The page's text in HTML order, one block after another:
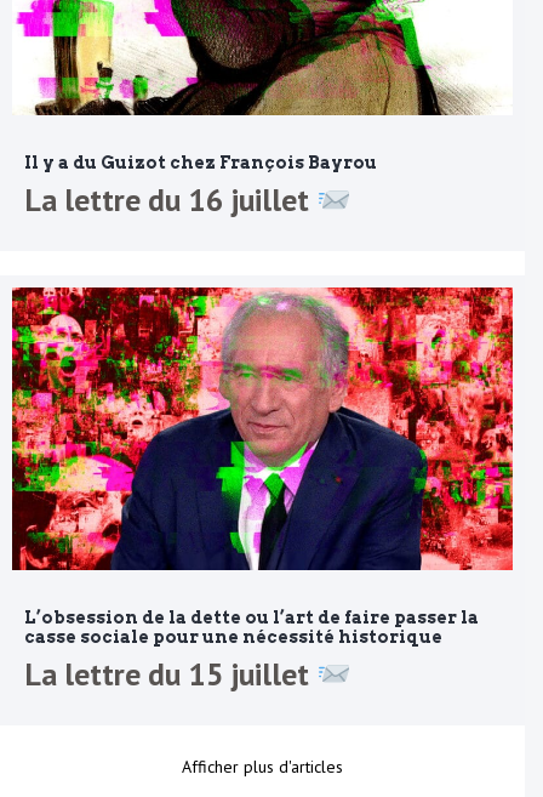
Il y a du Guizot chez François Bayrou
La lettre du 16 juillet
L’obsession de la dette ou l’art de faire passer la
casse sociale pour une nécessité historique
La lettre du 15 juillet
Afficher plus d'articles